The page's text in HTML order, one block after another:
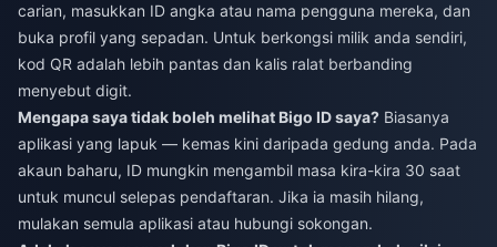
carian, masukkan ID angka atau nama pengguna mereka, dan
buka profil yang sepadan. Untuk berkongsi milik anda sendiri,
kod QR adalah lebih pantas dan kalis ralat berbanding
menyebut digit.
Mengapa saya tidak boleh melihat Bigo ID saya? Biasanya
aplikasi yang lapuk — kemas kini daripada gedung anda. Pada
akaun baharu, ID mungkin mengambil masa kira-kira 30 saat
untuk muncul selepas pendaftaran. Jika ia masih hilang,
mulakan semula aplikasi atau hubungi sokongan.